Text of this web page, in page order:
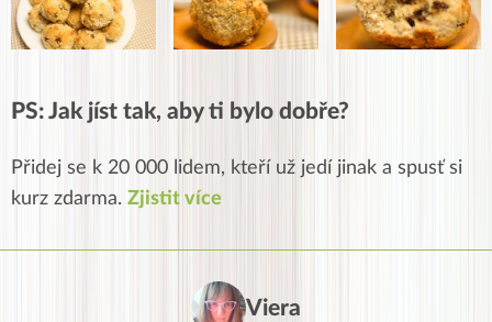
PS: Jak jíst tak, aby ti bylo dobře?
Přidej se k 20 000 lidem, kteří už jedí jinak a spusť si
kurz zdarma. Zjistit více
Viera